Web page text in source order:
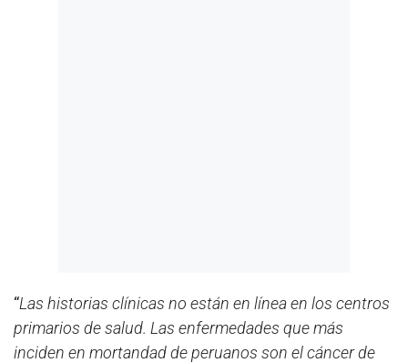
“Las historias clínicas no están en línea en los centros
primarios de salud. Las enfermedades que más
inciden en mortandad de peruanos son el cáncer de